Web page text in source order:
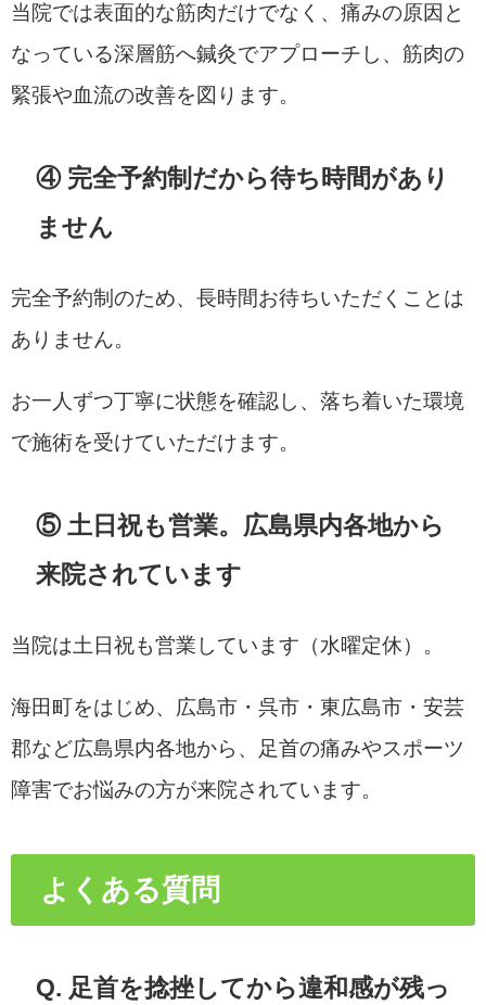
当院では表面的な筋肉だけでなく、痛みの原因と
なっている深層筋へ鍼灸でアプローチし、筋肉の
緊張や血流の改善を図ります。
④ 完全予約制だから待ち時間があり
ません
完全予約制のため、長時間お待ちいただくことは
ありません。
お一人ずつ丁寧に状態を確認し、落ち着いた環境
で施術を受けていただけます。
⑤ 土日祝も営業。広島県内各地から
来院されています
当院は土日祝も営業しています（水曜定休）。
海田町をはじめ、広島市・呉市・東広島市・安芸
郡など広島県内各地から、足首の痛みやスポーツ
障害でお悩みの方が来院されています。
よくある質問
Q. 足首を捻挫してから違和感が残っ